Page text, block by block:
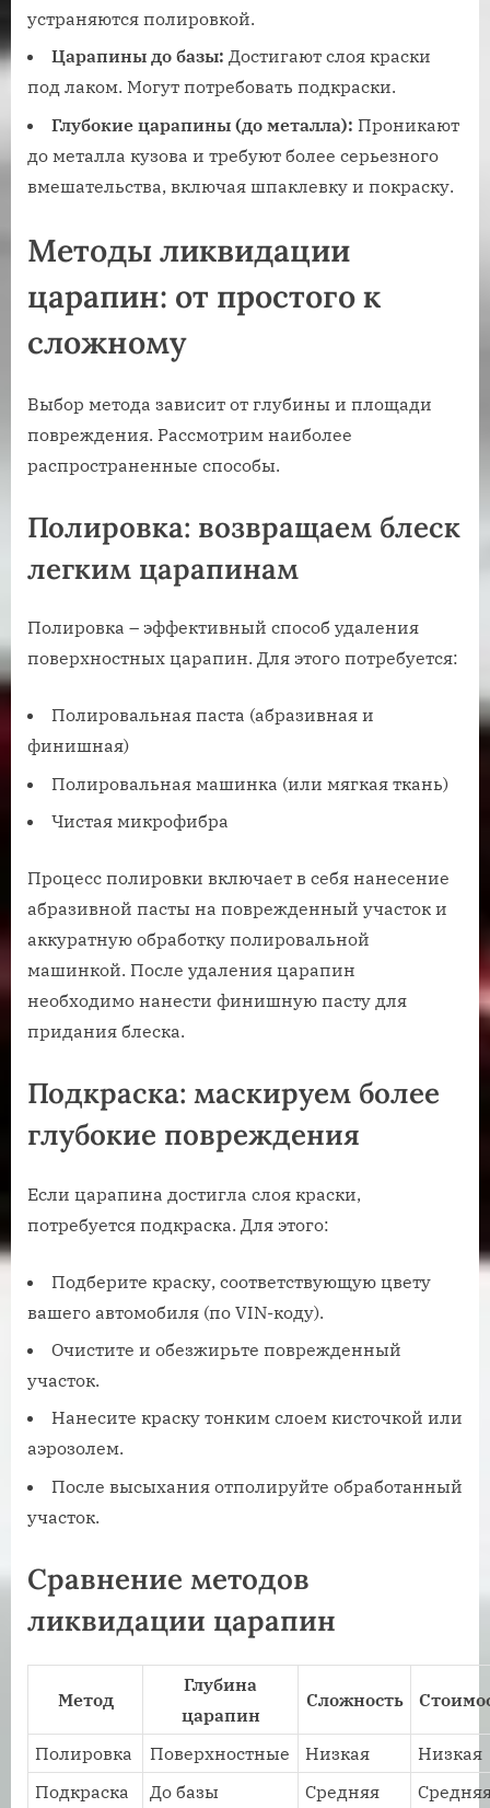
устраняются полировкой.
Царапины до базы: Достигают слоя краски
под лаком. Могут потребовать подкраски.
Глубокие царапины (до металла): Проникают
до металла кузова и требуют более серьезного
вмешательства, включая шпаклевку и покраску.
Методы ликвидации
царапин: от простого к
сложному
Выбор метода зависит от глубины и площади
повреждения. Рассмотрим наиболее
распространенные способы.
Полировка: возвращаем блеск
легким царапинам
Полировка – эффективный способ удаления
поверхностных царапин. Для этого потребуется:
Полировальная паста (абразивная и
финишная)
Полировальная машинка (или мягкая ткань)
Чистая микрофибра
Процесс полировки включает в себя нанесение
абразивной пасты на поврежденный участок и
аккуратную обработку полировальной
машинкой. После удаления царапин
необходимо нанести финишную пасту для
придания блеска.
Подкраска: маскируем более
глубокие повреждения
Если царапина достигла слоя краски,
потребуется подкраска. Для этого:
Подберите краску, соответствующую цвету
вашего автомобиля (по VIN-коду).
Очистите и обезжирьте поврежденный
участок.
Нанесите краску тонким слоем кисточкой или
аэрозолем.
После высыхания отполируйте обработанный
участок.
Сравнение методов
ликвидации царапин
Метод
Глубина
царапин
Сложность
Полировка Поверхностные Низкая
Низкая
Подкраска
До базы Средняя